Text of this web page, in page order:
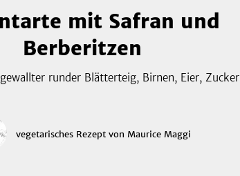
mit Safran und
Berberitzen
runder Blätterteig, Birnen, Eier, Zucker
vegetarisches Rezept von Maurice Maggi